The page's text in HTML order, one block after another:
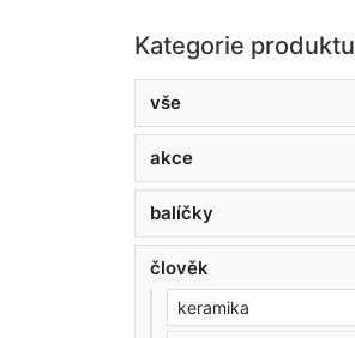
Kategorie produktu
vše
akce
balíčky
člověk
keramika